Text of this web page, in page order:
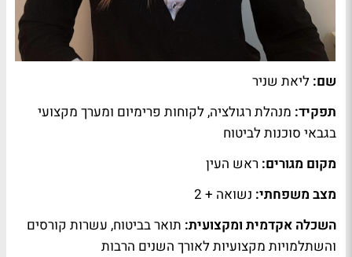
שם: ליאת שניר
תפקיד: מנהלת רגולציה, לקוחות פרימיום ומערך מקצועי
בגבאי סוכנות לביטוח
מקום מגורים: ראש העין
מצב משפחתי: נשואה + 2
השכלה אקדמית ומקצועית: תואר בביטוח, עשרות קורסים
והשתלמויות מקצועיות לאורך השנים הרבות